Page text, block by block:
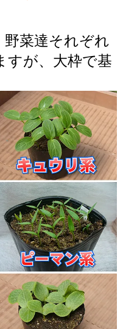
菜達それぞれ
すが、大枠で基